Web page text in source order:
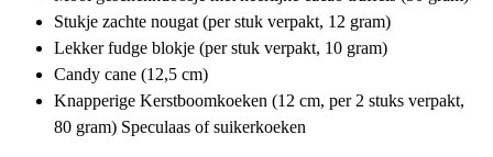
Stukje zachte nougat (per stuk verpakt, 12 gram)
Lekker fudge blokje (per stuk verpakt, 10 gram)
Candy cane (12,5 cm)
Knapperige Kerstboomkoeken (12 cm, per 2 stuks verpakt,
80 gram) Speculaas of suikerkoeken